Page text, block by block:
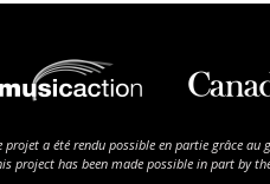
projet a été rendu possible en partie grâce au
project has been made possible in part by